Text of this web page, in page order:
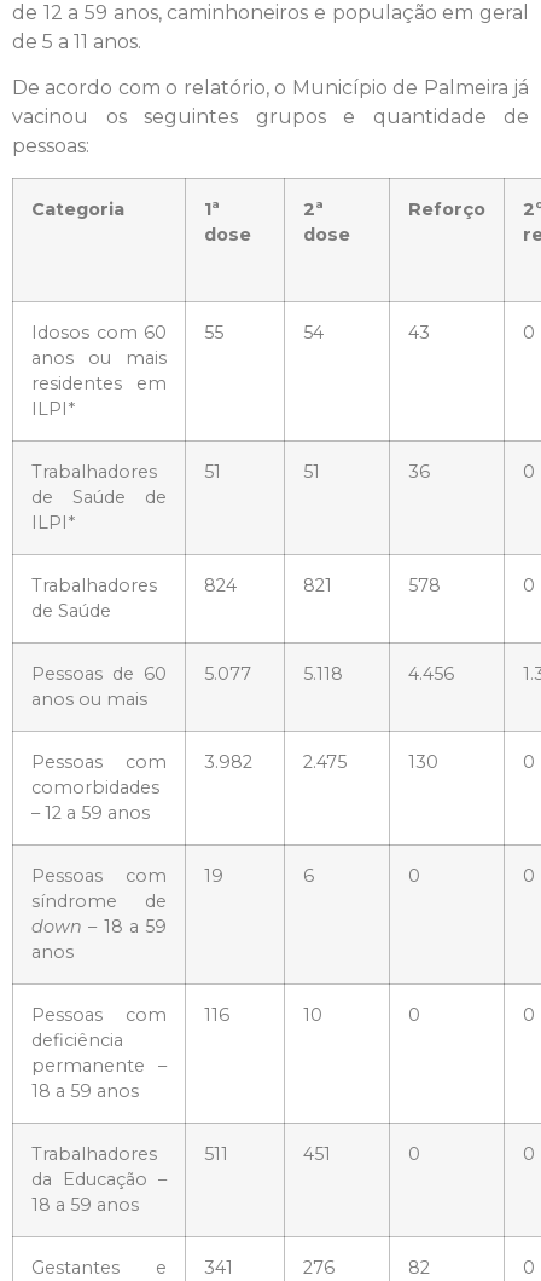
de 12 a 59 anos, caminhoneiros e população em geral
de 5 a 11 anos.
De acordo com o relatório, o Município de Palmeira já
vacinou os seguintes grupos e quantidade de
pessoas:
Categoria
1ª
dose
2ª
dose
Reforço
Idosos com 60
anos ou mais
residentes em
ILPI*
55 54 43 0
Trabalhadores
de Saúde de
ILPI*
51 51 36 0
Trabalhadores
de Saúde
824 821 578 0
Pessoas de 60
anos ou mais
5.077 5.118 4.456
Pessoas com
comorbidades
– 12 a 59 anos
3.982 2.475 130 0
Pessoas com
síndrome de
down – 18 a 59
anos
19 6 0 0
Pessoas com
deficiência
permanente –
18 a 59 anos
116 10 0 0
Trabalhadores
da Educação –
18 a 59 anos
511 451 0 0
Gestantes e
341 276 82 0